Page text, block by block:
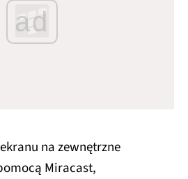
ad
na zewnętrzne
Miracast,